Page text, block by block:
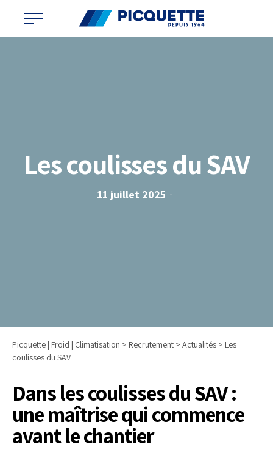
Les coulisses du SAV
11 juillet 2025
Picquette | Froid | Climatisation > Recrutement > Actualités > Les
coulisses du SAV
Dans les coulisses du SAV :
une maîtrise qui commence
avant le chantier